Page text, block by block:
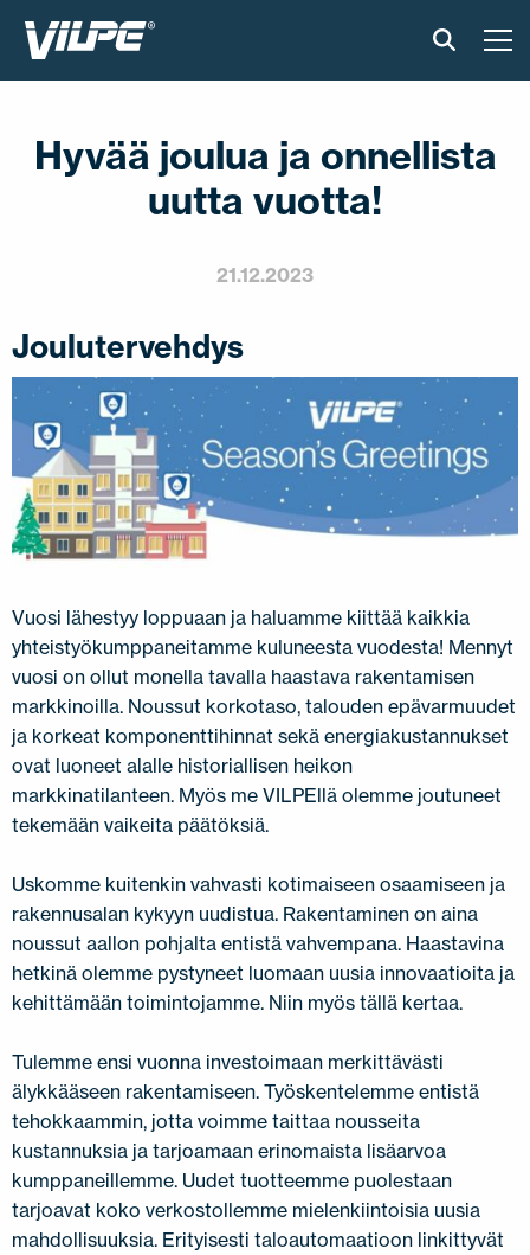
VILPE SENSE
AJANKOHTAISTA
VASTUULLISUUS
YRITYS
JÄLLEENMYYJÄT
Hyvää joulua ja onnellista
uutta vuotta!
21.12.2023
Joulutervehdys
Vuosi lähestyy loppuaan ja haluamme kiittää kaikkia
yhteistyökumppaneitamme kuluneesta vuodesta! Mennyt
vuosi on ollut monella tavalla haastava rakentamisen
markkinoilla. Noussut korkotaso, talouden epävarmuudet
ja korkeat komponenttihinnat sekä energiakustannukset
ovat luoneet alalle historiallisen heikon
markkinatilanteen. Myös me VILPEllä olemme joutuneet
tekemään vaikeita päätöksiä.
Uskomme kuitenkin vahvasti kotimaiseen osaamiseen ja
rakennusalan kykyyn uudistua. Rakentaminen on aina
noussut aallon pohjalta entistä vahvempana. Haastavina
hetkinä olemme pystyneet luomaan uusia innovaatioita ja
kehittämään toimintojamme. Niin myös tällä kertaa.
Tulemme ensi vuonna investoimaan merkittävästi
älykkääseen rakentamiseen. Työskentelemme entistä
tehokkaammin, jotta voimme taittaa nousseita
kustannuksia ja tarjoamaan erinomaista lisäarvoa
kumppaneillemme. Uudet tuotteemme puolestaan
tarjoavat koko verkostollemme mielenkiintoisia uusia
mahdollisuuksia. Erityisesti taloautomaatioon linkittyvät